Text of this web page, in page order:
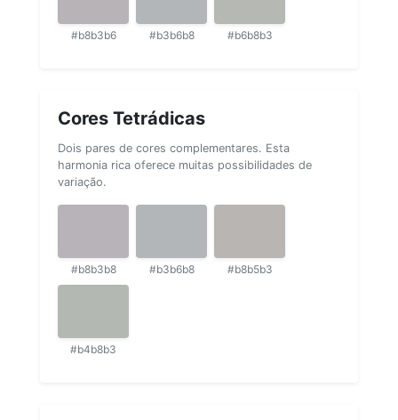
#b8b3b6 #b3b6b8 #b6b8b3
Cores Tetrádicas
Dois pares de cores complementares. Esta
harmonia rica oferece muitas possibilidades de
variação.
#b8b3b8 #b3b6b8 #b8b5b3
#b4b8b3